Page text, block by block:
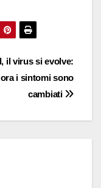
il virus si evolve:
ora i sintomi sono
cambiati